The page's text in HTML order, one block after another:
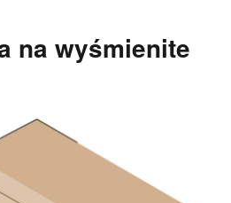
na wyśmienite